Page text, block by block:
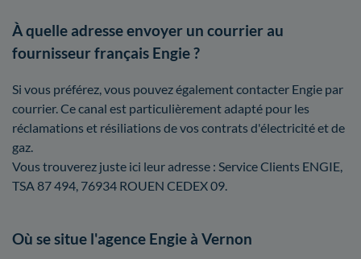
À quelle adresse envoyer un courrier au
fournisseur français Engie ?
Si vous préférez, vous pouvez également contacter Engie par
courrier. Ce canal est particulièrement adapté pour les
réclamations et résiliations de vos contrats d'électricité et de
gaz.
Vous trouverez juste ici leur adresse : Service Clients ENGIE,
TSA 87 494, 76934 ROUEN CEDEX 09.
Où se situe l'agence Engie à Vernon